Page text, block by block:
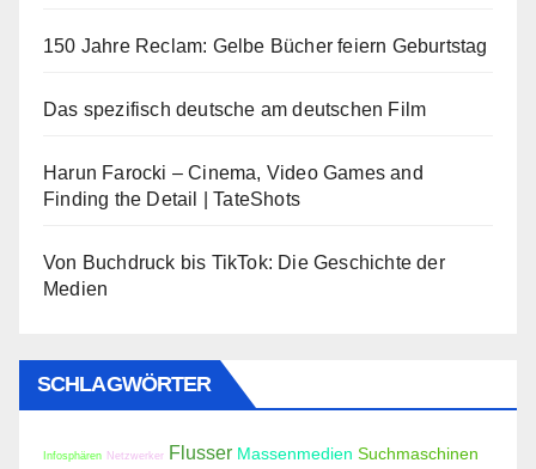
150 Jahre Reclam: Gelbe Bücher feiern Geburtstag
Das spezifisch deutsche am deutschen Film
Harun Farocki – Cinema, Video Games and
Finding the Detail | TateShots
Von Buchdruck bis TikTok: Die Geschichte der
Medien
SCHLAGWÖRTER
Infosphären Netzwerker Flusser Massenmedien Suchmaschinen